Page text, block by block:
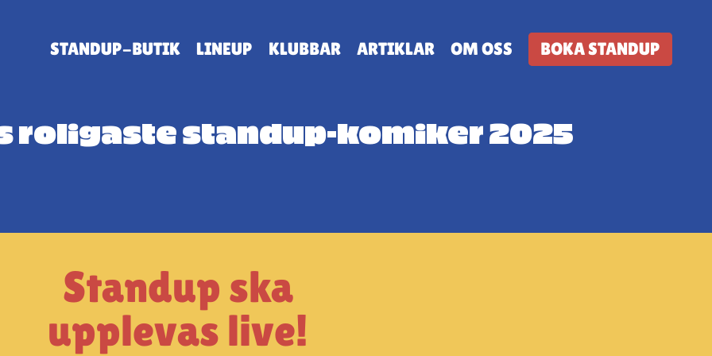
STANDUP-BUTIK LINEUP KLUBBAR ARTIKLAR OM OSS BOKA STANDUP
roligaste standup-komiker 2025
Standup ska
upplevas live!